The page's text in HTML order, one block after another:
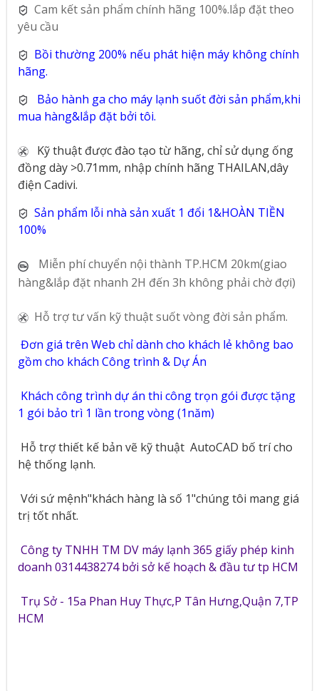
Cam kết sản phẩm chính hãng 100%.lắp đặt theo
yêu cầu
Bồi thường 200% nếu phát hiện máy không chính
hãng.
Bảo hành ga cho máy lạnh suốt đời sản phẩm,khi
mua hàng&lắp đặt bởi tôi.
Kỹ thuật được đào tạo từ hãng, chỉ sử dụng ống
đồng dày >0.71mm, nhập chính hãng THAILAN,dây
điện Cadivi.
Sản phẩm lỗi nhà sản xuất 1 đổi 1&HOÀN TIỀN
100%
Miễn phí chuyển nội thành TP.HCM 20km(giao
hàng&lắp đặt nhanh 2H đến 3h không phải chờ đợi)
Hỗ trợ tư vấn kỹ thuật suốt vòng đời sản phẩm.
Đơn giá trên Web chỉ dành cho khách lẻ không bao
gồm cho khách Công trình & Dự Án
Khách công trình dự án thi công trọn gói được tặng
1 gói bảo trì 1 lần trong vòng (1năm)
Hỗ trợ thiết kế bản vẽ kỹ thuật AutoCAD bố trí cho
hệ thống lạnh.
Với sứ mệnh"khách hàng là số 1"chúng tôi mang giá
trị tốt nhất.
Công ty TNHH TM DV máy lạnh 365 giấy phép kinh
doanh 0314438274 bởi sở kế hoạch & đầu tư tp HCM
Trụ Sở - 15a Phan Huy Thực,P Tân Hưng,Quận 7,TP
HCM